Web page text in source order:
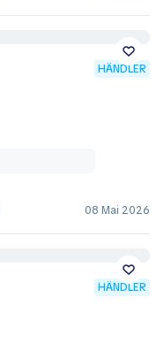
HÄNDLER
08 Mai 2026
HÄNDLER